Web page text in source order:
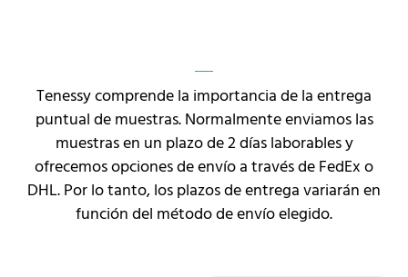
Tenessy comprende la importancia de la entrega
puntual de muestras. Normalmente enviamos las
muestras en un plazo de 2 días laborables y
ofrecemos opciones de envío a través de FedEx o
DHL. Por lo tanto, los plazos de entrega variarán en
función del método de envío elegido.